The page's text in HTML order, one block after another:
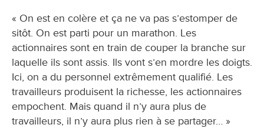
« On est en colère et ça ne va pas s’estomper de
sitôt. On est parti pour un marathon. Les
actionnaires sont en train de couper la branche sur
laquelle ils sont assis. Ils vont s’en mordre les doigts.
Ici, on a du personnel extrêmement qualifié. Les
travailleurs produisent la richesse, les actionnaires
empochent. Mais quand il n’y aura plus de
travailleurs, il n’y aura plus rien à se partager… »